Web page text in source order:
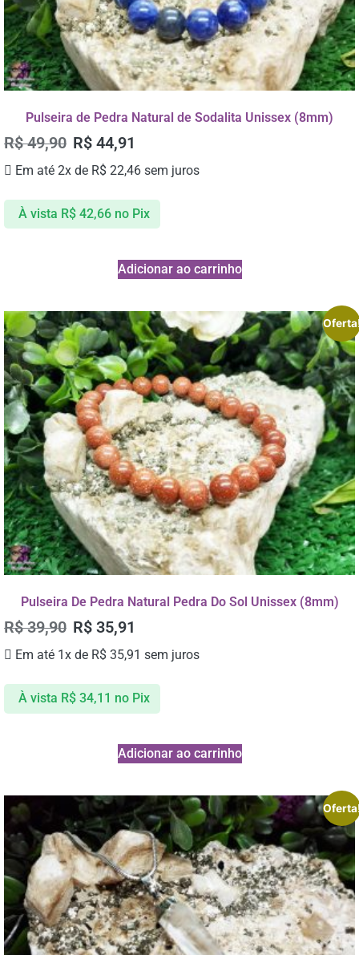
Pulseira de Pedra Natural de Sodalita Unissex (8mm)
R$49,90 R$ 44,91
Em até 2x de R$ 22,46 sem juros
À vista R$42,66 no Pix
Adicionar ao carrinho
Pulseira De Pedra Natural Pedra Do Sol Unissex (8mm)
R$39,90 R$ 35,91
Em até 1x de R$ 35,91 sem juros
À vista R$34,11 no Pix
Adicionar ao carrinho